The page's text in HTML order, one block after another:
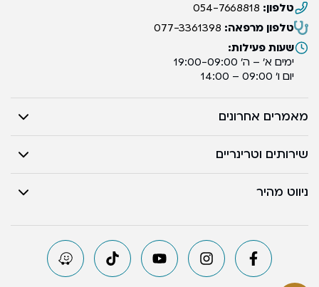
טלפון: 054-7668818
טלפון מרפאה: 077-3361398
שעות פעילות:
ימים א’ – ה’ 19:00-09:00
יום ו’ 09:00 – 14:00
מאמרים אחרונים
שירותים וטרינריים
ניווט מהיר